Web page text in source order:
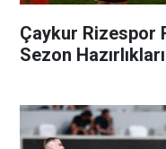
Çaykur Rizespor
Sezon